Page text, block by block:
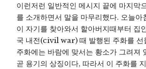
이런저런 일반적인 메시지 끝에 마지막
를 소개하면서 말을 마무리했다. 오늘아
이 자기를 찾아와서 할아버지때부터 집
국 내전(civil war) 때 발행된 주화를 선
주화에는 바람에 맞서는 황소가 그려져
곧 용기의 상징이다, 따라서 이 주화를